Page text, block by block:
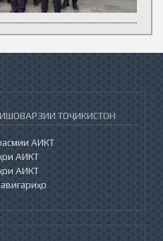
ТОҶИКИСТОН
АИКТ
АИКТ
АИКТ